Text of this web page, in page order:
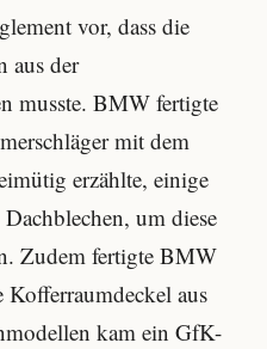
vor, dass die
aus der
musste. BMW fertigte
mit dem
erzählte, einige
um diese
Zudem fertigte BMW
aus
kam ein GfK-